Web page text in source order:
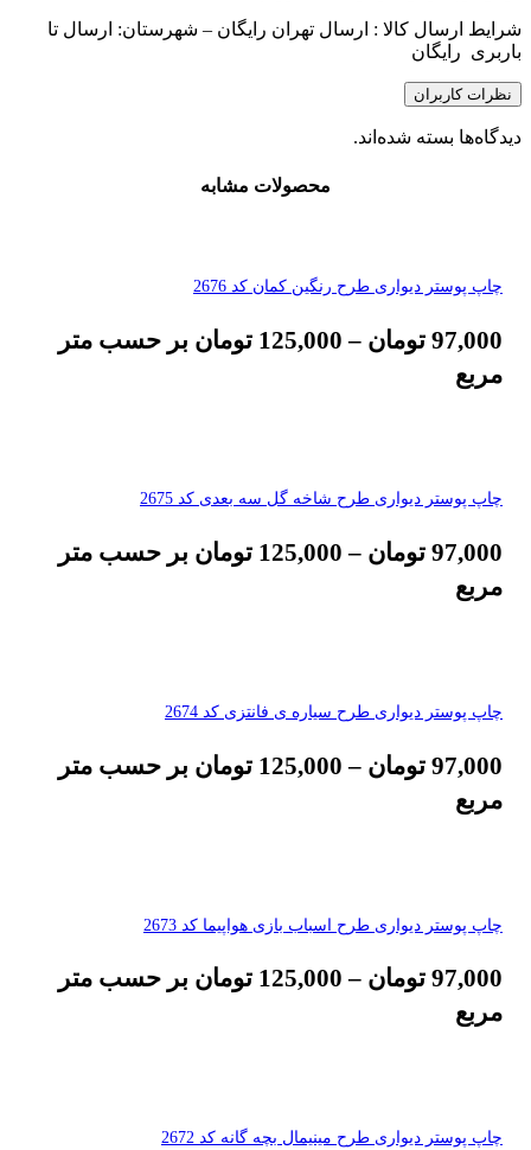
شرایط ارسال کالا : ارسال تهران رایگان – شهرستان: ارسال تا
باربری رایگان
نظرات کاربران
دیدگاه‌ها بسته شده‌اند.
محصولات مشابه
چاپ پوستر دیواری طرح رنگین کمان کد 2676
97,000 تومان –
125,000 تومان بر حسب متر
مربع
چاپ پوستر دیواری طرح شاخه گل سه بعدی کد 2675
97,000 تومان –
125,000 تومان بر حسب متر
مربع
چاپ پوستر دیواری طرح سیاره ی فانتزی کد 2674
97,000 تومان –
125,000 تومان بر حسب متر
مربع
چاپ پوستر دیواری طرح اسباب بازی هواپیما کد 2673
97,000 تومان –
125,000 تومان بر حسب متر
مربع
چاپ پوستر دیواری طرح مینیمال بچه گانه کد 2672